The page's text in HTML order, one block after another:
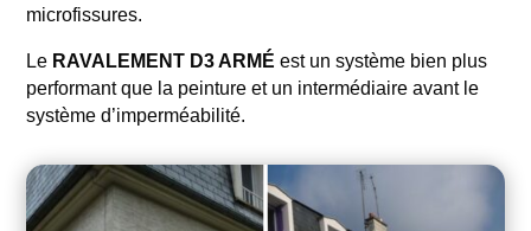
microfissures.
Le RAVALEMENT D3 ARMÉ est un système bien plus
performant que la peinture et un intermédiaire avant le
système d’imperméabilité.